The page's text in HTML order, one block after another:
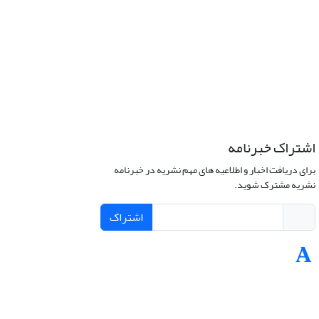
اشتراک خبرنامه
برای دریافت اخبار و اطلاعیه های مهم نشریه در خبرنامه
نشریه مشترک شوید.
اشتراک